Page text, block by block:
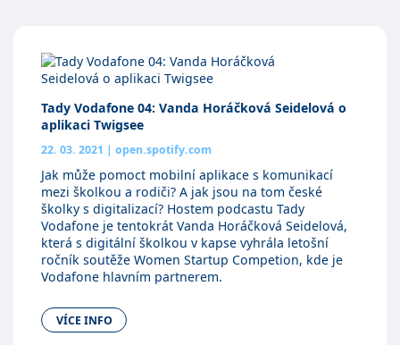
Tady Vodafone 04: Vanda Horáčková Seidelová o
aplikaci Twigsee
22. 03. 2021 | open.spotify.com
Jak může pomoct mobilní aplikace s komunikací
mezi školkou a rodiči? A jak jsou na tom české
školky s digitalizací? Hostem podcastu Tady
Vodafone je tentokrát Vanda Horáčková Seidelová,
která s digitální školkou v kapse vyhrála letošní
ročník soutěže Women Startup Competion, kde je
Vodafone hlavním partnerem.
VÍCE INFO